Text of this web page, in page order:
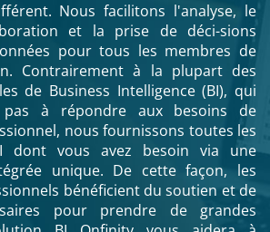
Nous facilitons l'analyse, le
et la prise de déci-sions
pour tous les membres de
Contrairement à la plupart des
de Business Intelligence (BI), qui
pas à répondre aux besoins de
nous fournissons toutes les
dont vous avez besoin via une
unique. De cette façon, les
bénéficient du soutien et de
pour prendre de grandes